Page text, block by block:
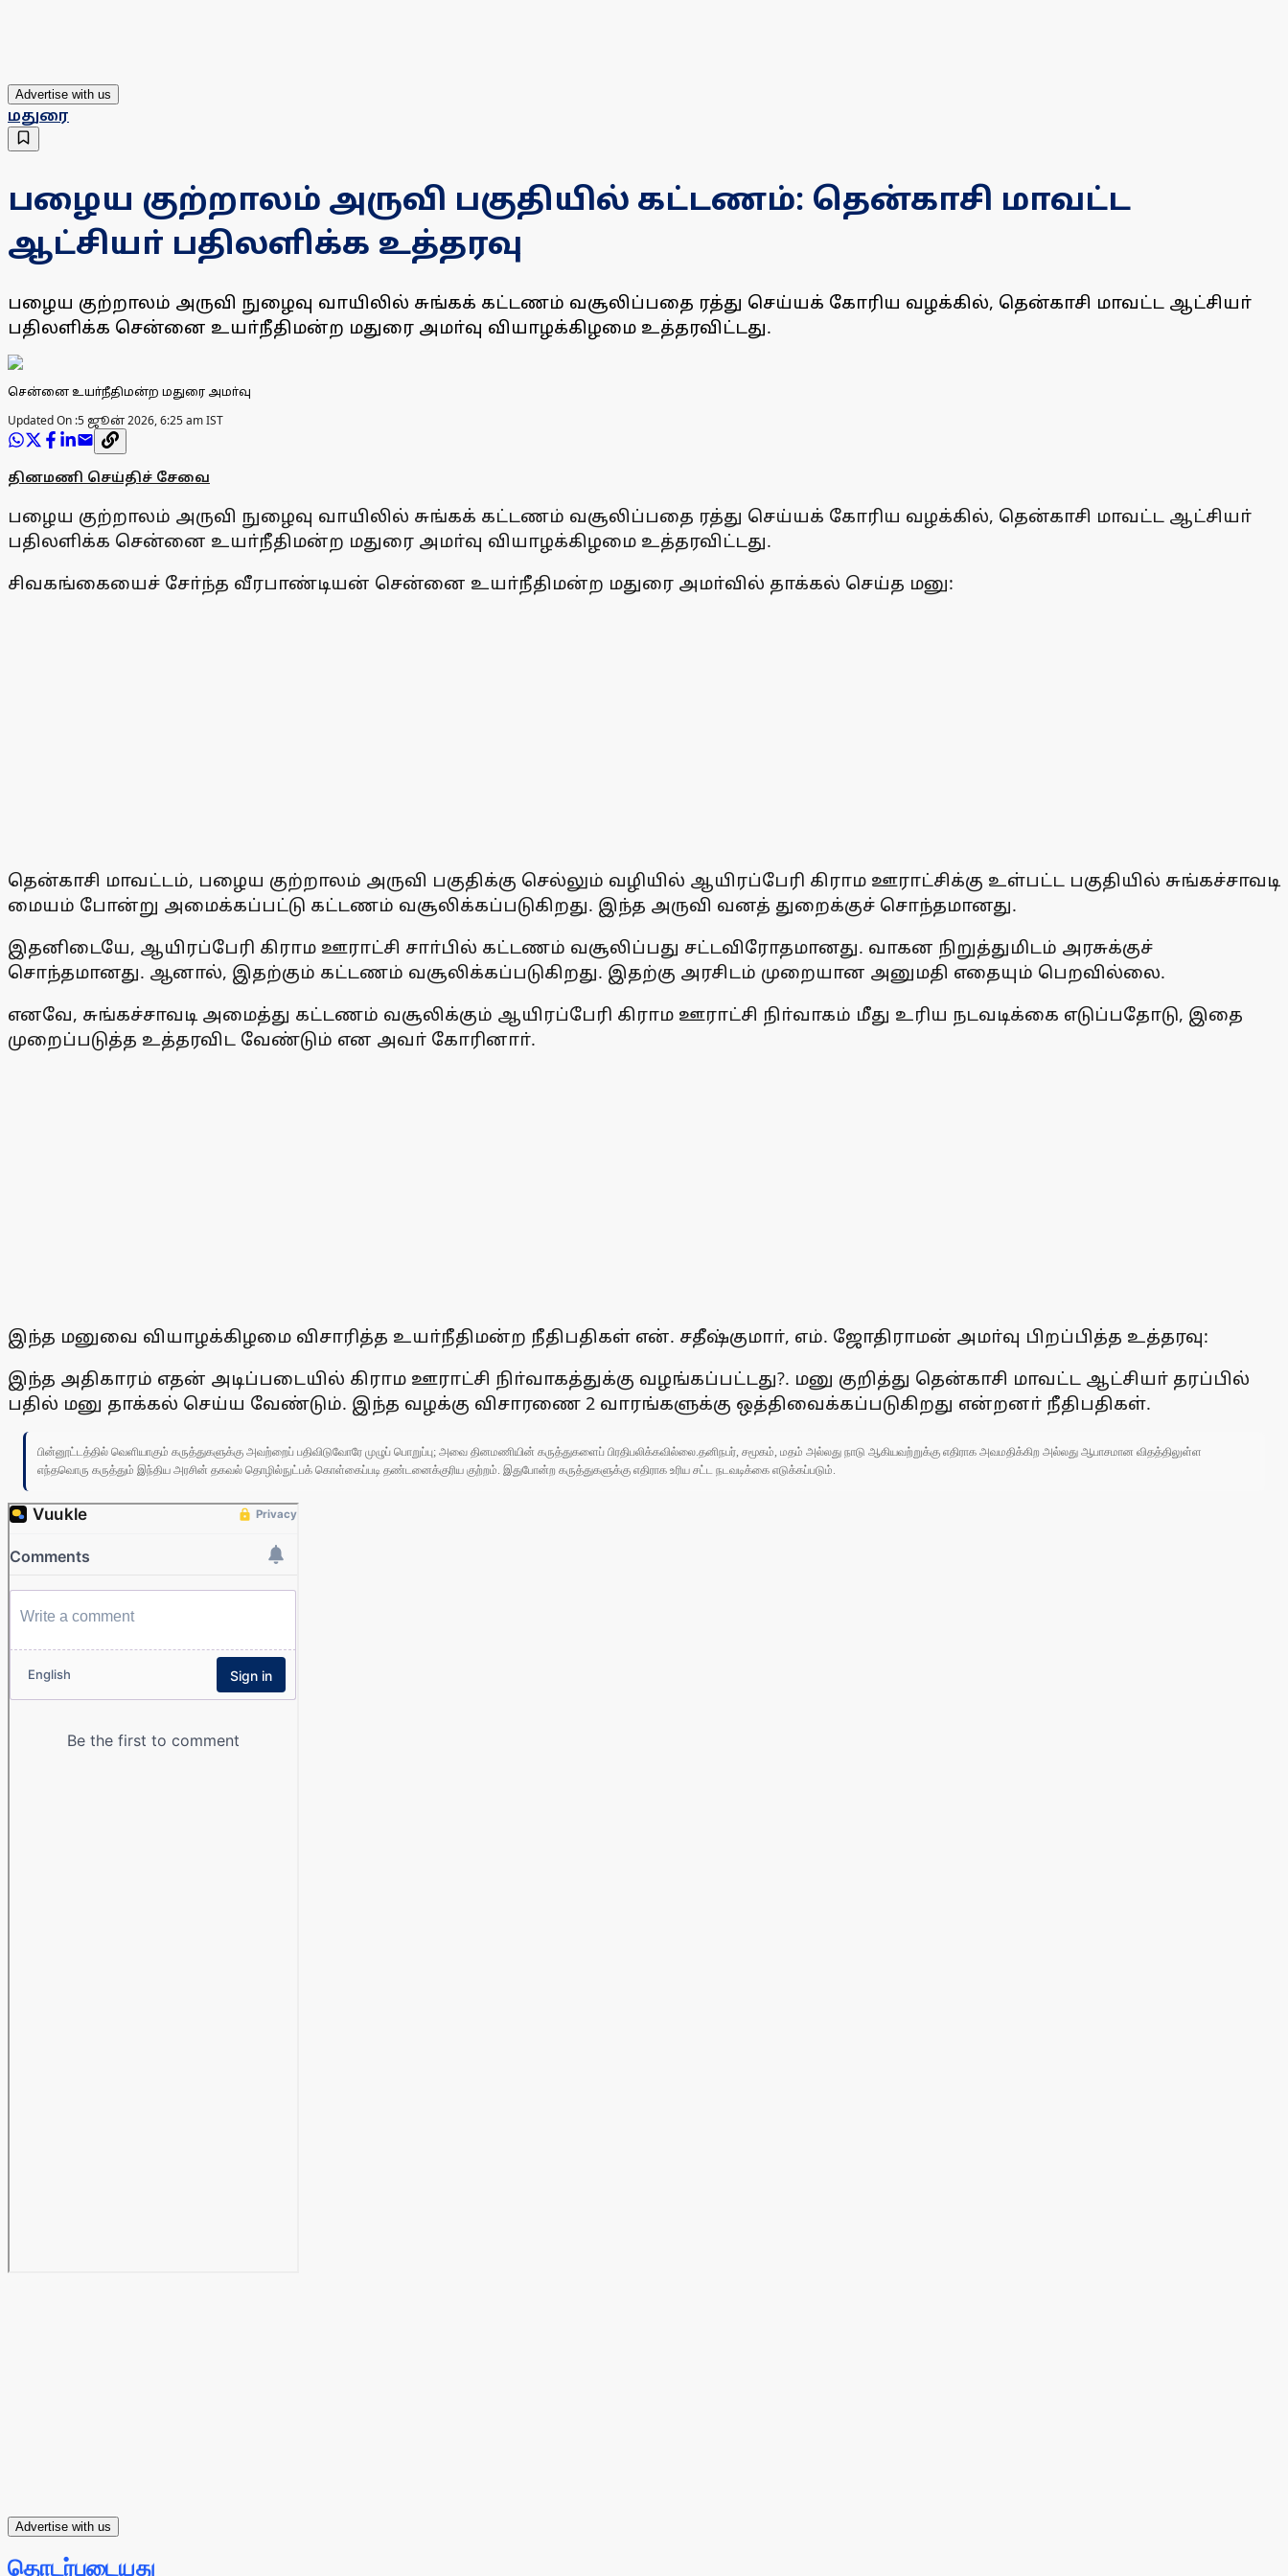
Advertise with us
மதுரை
பழைய குற்றாலம் அருவி பகுதியில் கட்டணம்: தென்காசி மாவட்ட
ஆட்சியா் பதிலளிக்க உத்தரவு
பழைய குற்றாலம் அருவி நுழைவு வாயிலில் சுங்கக் கட்டணம் வசூலிப்பதை ரத்து செய்யக் கோரிய வழக்கில், தென்காசி மாவட்ட ஆட்சியா்
பதிலளிக்க சென்னை உயா்நீதிமன்ற மதுரை அமா்வு வியாழக்கிழமை உத்தரவிட்டது.
சென்னை உயா்நீதிமன்ற மதுரை அமா்வு
Updated On :5 ஜூன் 2026, 6:25 am IST
தினமணி செய்திச் சேவை
பழைய குற்றாலம் அருவி நுழைவு வாயிலில் சுங்கக் கட்டணம் வசூலிப்பதை ரத்து செய்யக் கோரிய வழக்கில், தென்காசி மாவட்ட ஆட்சியா்
பதிலளிக்க சென்னை உயா்நீதிமன்ற மதுரை அமா்வு வியாழக்கிழமை உத்தரவிட்டது.
சிவகங்கையைச் சோ்ந்த வீரபாண்டியன் சென்னை உயா்நீதிமன்ற மதுரை அமா்வில் தாக்கல் செய்த மனு:
தென்காசி மாவட்டம், பழைய குற்றாலம் அருவி பகுதிக்கு செல்லும் வழியில் ஆயிரப்பேரி கிராம ஊராட்சிக்கு உள்பட்ட பகுதியில் சுங்கச்சாவடி
மையம் போன்று அமைக்கப்பட்டு கட்டணம் வசூலிக்கப்படுகிறது. இந்த அருவி வனத் துறைக்குச் சொந்தமானது.
இதனிடையே, ஆயிரப்பேரி கிராம ஊராட்சி சாா்பில் கட்டணம் வசூலிப்பது சட்டவிரோதமானது. வாகன நிறுத்துமிடம் அரசுக்குச்
சொந்தமானது. ஆனால், இதற்கும் கட்டணம் வசூலிக்கப்படுகிறது. இதற்கு அரசிடம் முறையான அனுமதி எதையும் பெறவில்லை.
எனவே, சுங்கச்சாவடி அமைத்து கட்டணம் வசூலிக்கும் ஆயிரப்பேரி கிராம ஊராட்சி நிா்வாகம் மீது உரிய நடவடிக்கை எடுப்பதோடு, இதை
முறைப்படுத்த உத்தரவிட வேண்டும் என அவா் கோரினாா்.
இந்த மனுவை வியாழக்கிழமை விசாரித்த உயா்நீதிமன்ற நீதிபதிகள் என். சதீஷ்குமாா், எம். ஜோதிராமன் அமா்வு பிறப்பித்த உத்தரவு:
இந்த அதிகாரம் எதன் அடிப்படையில் கிராம ஊராட்சி நிா்வாகத்துக்கு வழங்கப்பட்டது?. மனு குறித்து தென்காசி மாவட்ட ஆட்சியா் தரப்பில்
பதில் மனு தாக்கல் செய்ய வேண்டும். இந்த வழக்கு விசாரணை 2 வாரங்களுக்கு ஒத்திவைக்கப்படுகிறது என்றனா் நீதிபதிகள்.
பின்னூட்டத்தில் வெளியாகும் கருத்துகளுக்கு அவற்றைப் பதிவிடுவோரே முழுப் பொறுப்பு; அவை தினமணியின் கருத்துகளைப் பிரதிபலிக்கவில்லை.தனிநபர், சமூகம், மதம் அல்லது நாடு ஆகியவற்றுக்கு எதிராக அவமதிக்கிற அல்லது ஆபாசமான விதத்திலுள்ள
எந்தவொரு கருத்தும் இந்திய அரசின் தகவல் தொழில்நுட்பக் கொள்கைப்படி தண்டனைக்குரிய குற்றம். இதுபோன்ற கருத்துகளுக்கு எதிராக உரிய சட்ட நடவடிக்கை எடுக்கப்படும்.
Advertise with us
தொடர்புடையது